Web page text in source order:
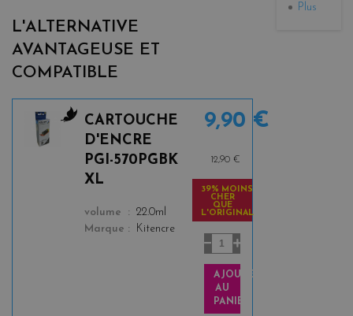
L'ALTERNATIVE
AVANTAGEUSE ET
COMPATIBLE
CARTOUCHE
D'ENCRE
PGI-570PGBK
XL
color
volume
22.0ml
Marque
Kitencre
9,90 €
12,90 €
39% MOINS
CHER
QUE
L'ORIGINAL
AJOUTER
AU
PANIER
Plus